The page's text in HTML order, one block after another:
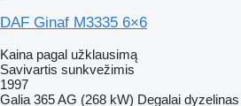
DAF Ginaf M3335 6×6
Kaina pagal užklausimą
Savivartis sunkvežimis
1997
Galia 365 AG (268 kW) Degalai dyzelinas